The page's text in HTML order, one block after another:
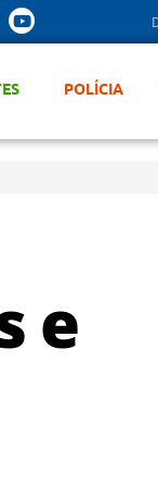
POLÍCIA
e